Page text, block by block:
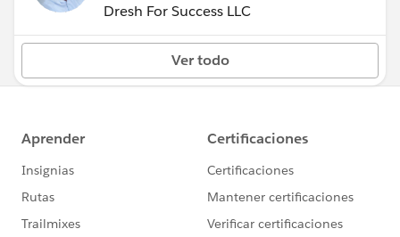
Dresh For Success LLC
Ver todo